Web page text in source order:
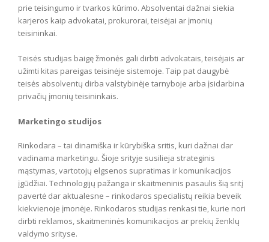
prie teisingumo ir tvarkos kūrimo. Absolventai dažnai siekia
karjeros kaip advokatai, prokurorai, teisėjai ar įmonių
teisininkai.
Teisės studijas baigę žmonės gali dirbti advokatais, teisėjais ar
užimti kitas pareigas teisinėje sistemoje. Taip pat daugybė
teisės absolventų dirba valstybinėje tarnyboje arba įsidarbina
privačių įmonių teisininkais.
Marketingo studijos
Rinkodara – tai dinamiška ir kūrybiška sritis, kuri dažnai dar
vadinama marketingu. Šioje srityje susilieja strateginis
mąstymas, vartotojų elgsenos supratimas ir komunikacijos
įgūdžiai. Technologijų pažanga ir skaitmeninis pasaulis šią sritį
pavertė dar aktualesne – rinkodaros specialistų reikia beveik
kiekvienoje įmonėje. Rinkodaros studijas renkasi tie, kurie nori
dirbti reklamos, skaitmeninės komunikacijos ar prekių ženklų
valdymo srityse.